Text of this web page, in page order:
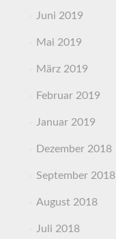
Juni 2019
Mai 2019
März 2019
Februar 2019
Januar 2019
Dezember 2018
September 2018
August 2018
Juli 2018